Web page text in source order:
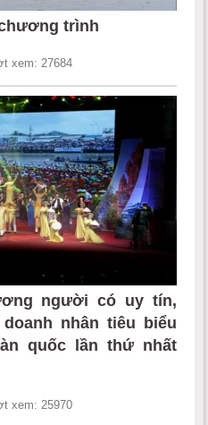
trình
xem: 27684
người có uy tín,
nhân tiêu biểu
quốc lần thứ nhất
xem: 25970